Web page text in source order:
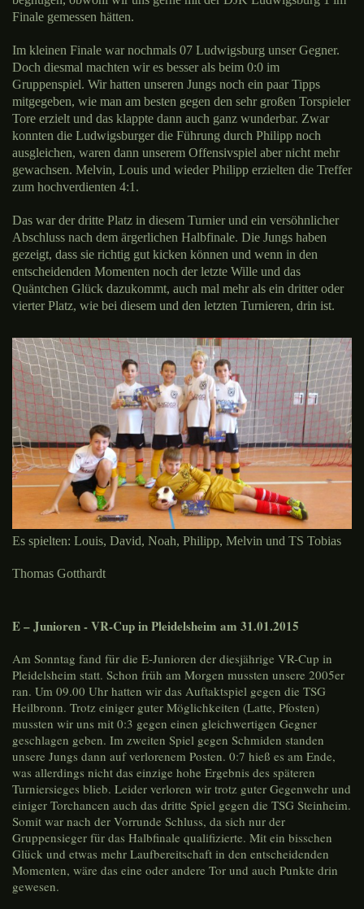
Finale gemessen hätten.
Im kleinen Finale war nochmals 07 Ludwigsburg unser Gegner.
Doch diesmal machten wir es besser als beim 0:0 im
Gruppenspiel. Wir hatten unseren Jungs noch ein paar Tipps
mitgegeben, wie man am besten gegen den sehr großen Torspieler
Tore erzielt und das klappte dann auch ganz wunderbar. Zwar
konnten die Ludwigsburger die Führung durch Philipp noch
ausgleichen, waren dann unserem Offensivspiel aber nicht mehr
gewachsen. Melvin, Louis und wieder Philipp erzielten die Treffer
zum hochverdienten 4:1.
Das war der dritte Platz in diesem Turnier und ein versöhnlicher
Abschluss nach dem ärgerlichen Halbfinale. Die Jungs haben
gezeigt, dass sie richtig gut kicken können und wenn in den
entscheidenden Momenten noch der letzte Wille und das
Quäntchen Glück dazukommt, auch mal mehr als ein dritter oder
vierter Platz, wie bei diesem und den letzten Turnieren, drin ist.
Es spielten: Louis, David, Noah, Philipp, Melvin und TS Tobias
Thomas Gotthardt
E – Junioren - VR-Cup in Pleidelsheim am 31.01.2015
Am Sonntag fand für die E-Junioren der diesjährige VR-Cup in
Pleidelsheim statt. Schon früh am Morgen mussten unsere 2005er
ran. Um 09.00 Uhr hatten wir das Auftaktspiel gegen die TSG
Heilbronn. Trotz einiger guter Möglichkeiten (Latte, Pfosten)
mussten wir uns mit 0:3 gegen einen gleichwertigen Gegner
geschlagen geben. Im zweiten Spiel gegen Schmiden standen
unsere Jungs dann auf verlorenem Posten. 0:7 hieß es am Ende,
was allerdings nicht das einzige hohe Ergebnis des späteren
Turniersieges blieb. Leider verloren wir trotz guter Gegenwehr und
einiger Torchancen auch das dritte Spiel gegen die TSG Steinheim.
Somit war nach der Vorrunde Schluss, da sich nur der
Gruppensieger für das Halbfinale qualifizierte. Mit ein bisschen
Glück und etwas mehr Laufbereitschaft in den entscheidenden
Momenten, wäre das eine oder andere Tor und auch Punkte drin
gewesen.